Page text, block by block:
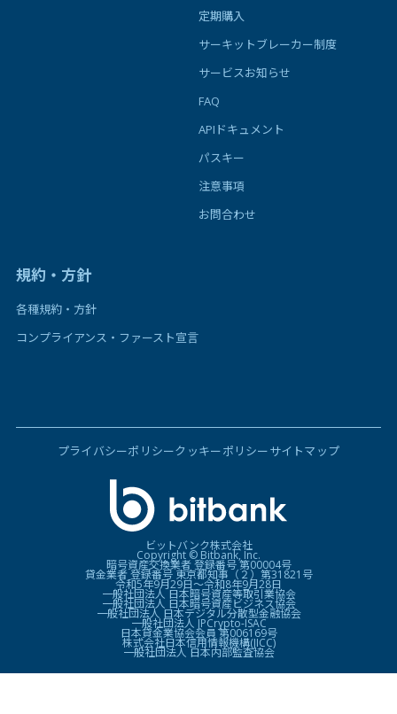
定期購入
サーキットブレーカー制度
サービスお知らせ
FAQ
APIドキュメント
パスキー
注意事項
お問合わせ
規約・方針
各種規約・方針
コンプライアンス・ファースト宣言
プライバシーポリシークッキーポリシーサイトマップ
ビットバンク株式会社
Copyright © Bitbank, Inc.
暗号資産交換業者 登録番号 第00004号
貸金業者 登録番号 東京都知事（２）第31821号
令和5年9月29日〜令和8年9月28日
一般社団法人 日本暗号資産等取引業協会
一般社団法人 日本暗号資産ビジネス協会
一般社団法人 日本デジタル分散型金融協会
一般社団法人 JPCrypto-ISAC
日本貸金業協会会員 第006169号
株式会社日本信用情報機構(JICC)
一般社団法人 日本内部監査協会